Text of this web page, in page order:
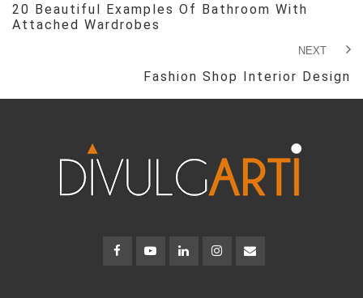
20 Beautiful Examples Of Bathroom With
Attached Wardrobes
NEXT
Fashion Shop Interior Design